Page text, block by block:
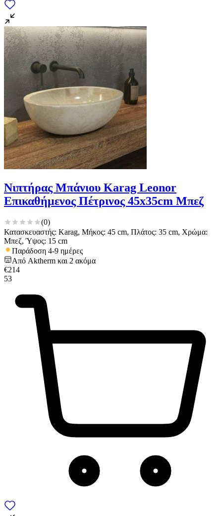
Νιπτήρας Μπάνιου Karag Leonor
Επικαθήμενος Πέτρινος 45x35cm Μπεζ
(0)
Κατασκευαστής: Karag, Μήκος: 45 cm, Πλάτος: 35 cm, Χρώμα:
Μπεζ, Ύψος: 15 cm
Παράδοση 4-9 ημέρες
Από Aktherm και 2 ακόμα
€214
53